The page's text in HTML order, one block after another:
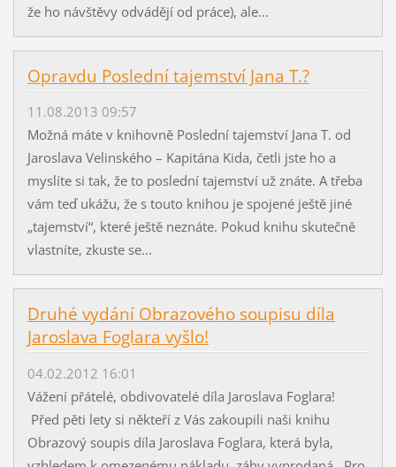
že ho návštěvy odvádějí od práce), ale...
Opravdu Poslední tajemství Jana T.?
11.08.2013 09:57
Možná máte v knihovně Poslední tajemství Jana T. od
Jaroslava Velinského – Kapitána Kida, četli jste ho a
myslíte si tak, že to poslední tajemství už znáte. A třeba
vám teď ukážu, že s touto knihou je spojené ještě jiné
„tajemství“, které ještě neznáte. Pokud knihu skutečně
vlastníte, zkuste se...
Druhé vydání Obrazového soupisu díla
Jaroslava Foglara vyšlo!
04.02.2012 16:01
Vážení přátelé, obdivovatelé díla Jaroslava Foglara!
Před pěti lety si někteří z Vás zakoupili naši knihu
Obrazový soupis díla Jaroslava Foglara, která byla,